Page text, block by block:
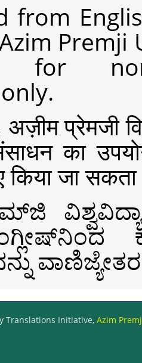
from
Premji
for non-
प्रेमजी
का
किया जा
Translations Initiative, Azim